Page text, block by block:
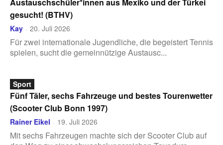
gesucht! (BTHV)
Kay - 20. Juli 2026
Für zwei internationale Jugendliche, die begeistert Tennis
spielen, sucht die gemeinnützige Austausc...
Sport
Fünf Täler, sechs Fahrzeuge und bestes Tourenwetter
(Scooter Club Bonn 1997)
Rainer Eikel - 19. Juli 2026
Mit sechs Fahrzeugen machte sich der Scooter Club auf